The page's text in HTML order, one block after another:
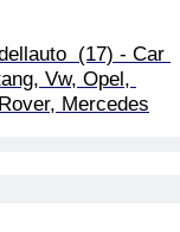
(17) - Car
Vw, Opel,
Mercedes